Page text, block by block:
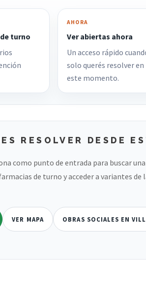
turno
AHORA
Ver abiertas ahora
Un acceso rápido
solo querés resolver en
este momento.
RESOLVER DESDE
como punto de entrada para buscar
de turno y acceder a variantes
VER MAPA OBRAS SOCIALES EN